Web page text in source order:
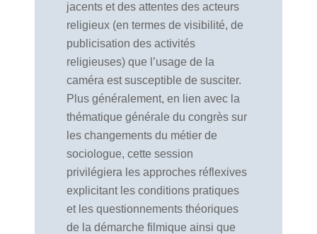
jacents et des attentes des acteurs
religieux (en termes de visibilité, de
publicisation des activités
religieuses) que l’usage de la
caméra est susceptible de susciter.
Plus généralement, en lien avec la
thématique générale du congrès sur
les changements du métier de
sociologue, cette session
privilégiera les approches réflexives
explicitant les conditions pratiques
et les questionnements théoriques
de la démarche filmique ainsi que